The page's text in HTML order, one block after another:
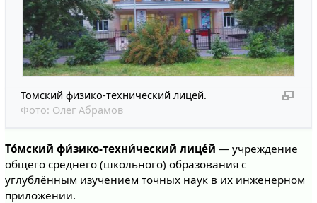
Томский физико-технический лицей.
Фото: Олег Абрамов
То́мский фи́зико-техни́ческий лице́й — учреждение
общего среднего (школьного) образования с
углублённым изучением точных наук в их инженерном
приложении.